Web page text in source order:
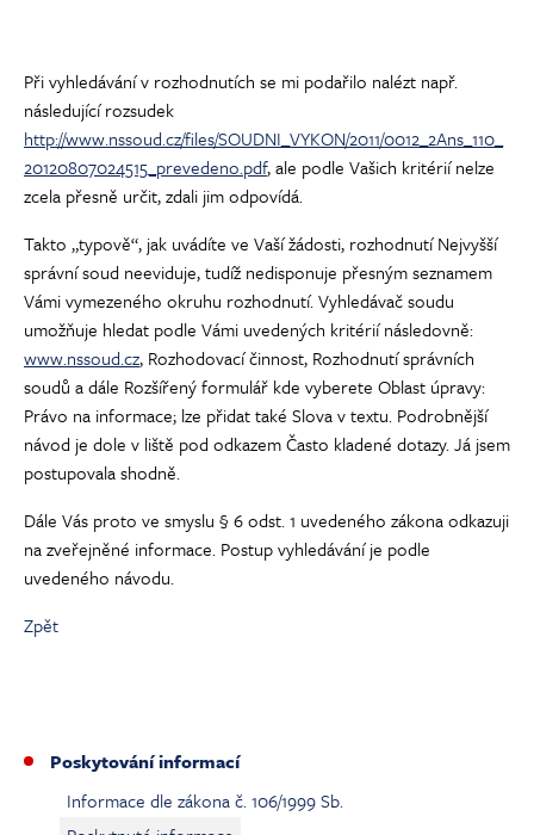
Při vyhledávání v rozhodnutích se mi podařilo nalézt např.
následující rozsudek
http://www.nssoud.cz/files/SOUDNI_VYKON/2011/0012_2Ans_110_
20120807024515_prevedeno.pdf, ale podle Vašich kritérií nelze
zcela přesně určit, zdali jim odpovídá.
Takto „typově“, jak uvádíte ve Vaší žádosti, rozhodnutí Nejvyšší
správní soud neeviduje, tudíž nedisponuje přesným seznamem
Vámi vymezeného okruhu rozhodnutí. Vyhledávač soudu
umožňuje hledat podle Vámi uvedených kritérií následovně:
www.nssoud.cz, Rozhodovací činnost, Rozhodnutí správních
soudů a dále Rozšířený formulář kde vyberete Oblast úpravy:
Právo na informace; lze přidat také Slova v textu. Podrobnější
návod je dole v liště pod odkazem Často kladené dotazy. Já jsem
postupovala shodně.
Dále Vás proto ve smyslu § 6 odst. 1 uvedeného zákona odkazuji
na zveřejněné informace. Postup vyhledávání je podle
uvedeného návodu.
Zpět
Poskytování informací
Informace dle zákona č. 106/1999 Sb.